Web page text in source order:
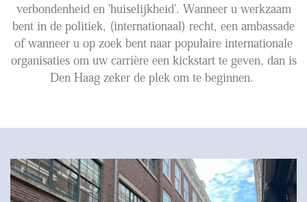
verbondenheid en 'huiselijkheid'. Wanneer u werkzaam
bent in de politiek, (internationaal) recht, een ambassade
of wanneer u op zoek bent naar populaire internationale
organisaties om uw carrière een kickstart te geven, dan is
Den Haag zeker de plek om te beginnen.
Aankoop
Beheer
Verhuur
Verkoop
NIEUWS
LOCAL LIFE